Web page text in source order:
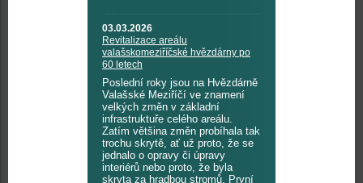
03.03.2026
Revitalizace areálu
valašskomeziříčské hvězdárny po
60 letech
Poslední roky jsou na Hvězdárně
Valašské Meziříčí ve znamení
velkých změn v základní
infrastruktuře celého areálu.
Zatím většina změn probíhala tak
trochu skrytě, ať už proto, že se
jednalo o opravy či úpravy
interiérů nebo proto, že byla
skryta za hradbou stromů. První